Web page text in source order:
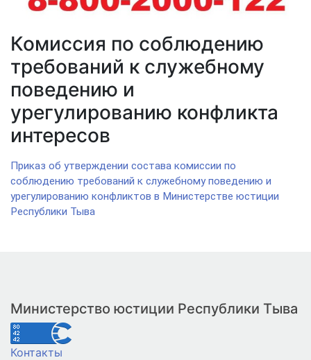
Комиссия по соблюдению
требований к служебному
поведению и
урегулированию конфликта
интересов
Приказ об утверждении состава комиссии по
соблюдению требований к служебному поведению и
урегулированию конфликтов в Министерстве юстиции
Республики Тыва
Министерство юстиции Республики Тыва
Контакты